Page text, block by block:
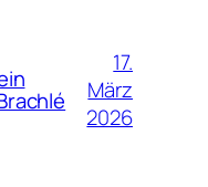
17.
März
2026